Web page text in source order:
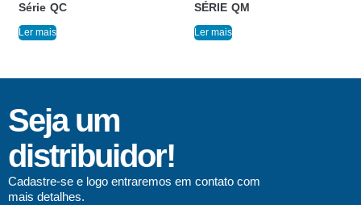
Série QC
Ler mais
SÉRIE QM
Ler mais
Seja um
distribuidor!
Cadastre-se e logo entraremos em contato com
mais detalhes.